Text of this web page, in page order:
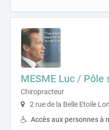
MESME Luc / Pôle
Chiropracteur
2 rue de la Belle Etoile
Accès aux personnes à